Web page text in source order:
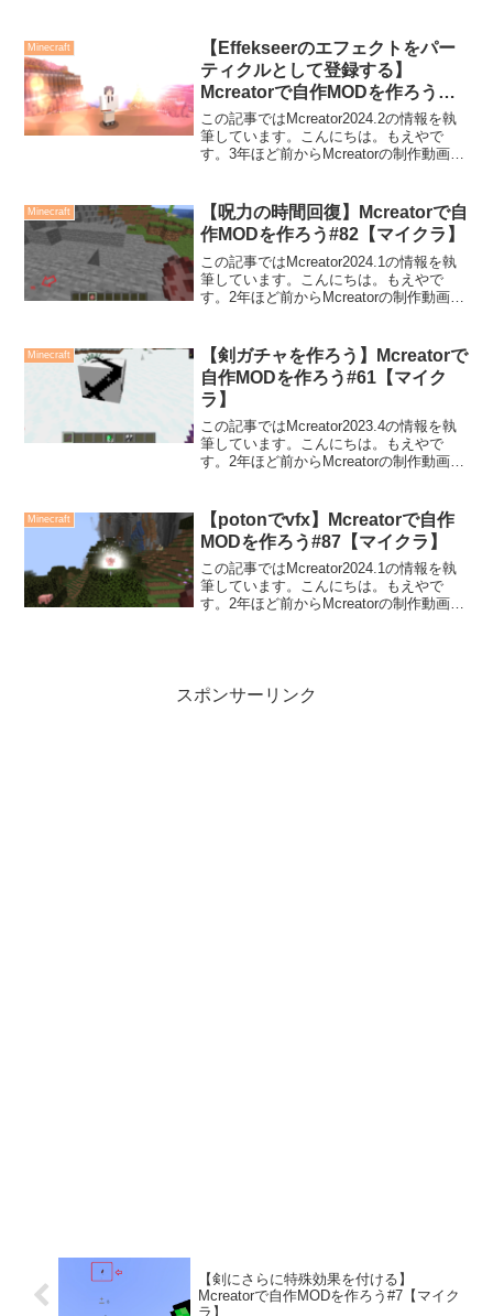
トを作ってみたいと思います。こ...
Minecraft
【Effekseerのエフェクトをパー
ティクルとして登録する】
Mcreatorで自作MODを作ろう
#121【マイクラ】
この記事ではMcreator2024.2の情報を執
筆しています。こんにちは。もえやで
す。3年ほど前からMcreatorの制作動画を
クトを、Mcreato...
Minecraft
【呪力の時間回復】Mcreatorで自
作MODを作ろう#82【マイクラ】
この記事ではMcreator2024.1の情報を執
筆しています。こんにちは。もえやで
す。2年ほど前からMcreatorの制作動画を
に、時間で呪力が回復する機能を追...
Minecraft
【剣ガチャを作ろう】Mcreatorで
自作MODを作ろう#61【マイク
ラ】
この記事ではMcreator2023.4の情報を執
筆しています。こんにちは。もえやで
す。2年ほど前からMcreatorの制作動画を
みようと思います。エメラルドを...
Minecraft
【potonでvfx】Mcreatorで自作
MODを作ろう#87【マイクラ】
この記事ではMcreator2024.1の情報を執
筆しています。こんにちは。もえやで
す。2年ほど前からMcreatorの制作動画を
スポンサーリンク
【剣にさらに特殊効果を付ける】
Mcreatorで自作MODを作ろう#7【マイク
ラ】